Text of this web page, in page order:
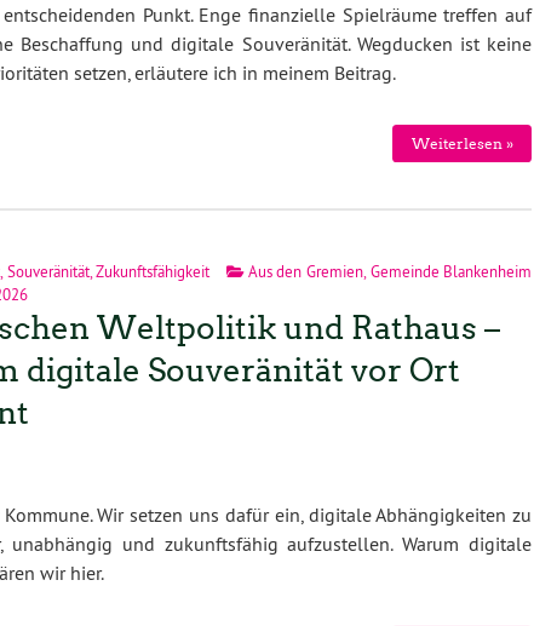
Punkt. Enge finanzielle Spielräume treffen auf
Beschaffung und digitale Souveränität. Wegducken ist keine
setzen, erläutere ich in meinem Beitrag.
Weiterlesen »
,Souveränität,Zukunftsfähigkeit Aus den Gremien,Gemeinde Blankenheim
Weltpolitik und Rathaus –
digitale Souveränität vor Ort
Wir setzen uns dafür ein, digitale Abhängigkeiten zu
und zukunftsfähig aufzustellen. Warum digitale
wir hier.